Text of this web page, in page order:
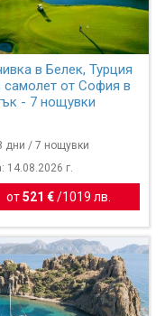
в Белек, Турция
самолет от София в
- 7 нощувки
дни / 7 нощувки
14.08.2026 г.
от521 €/ 1019 лв.